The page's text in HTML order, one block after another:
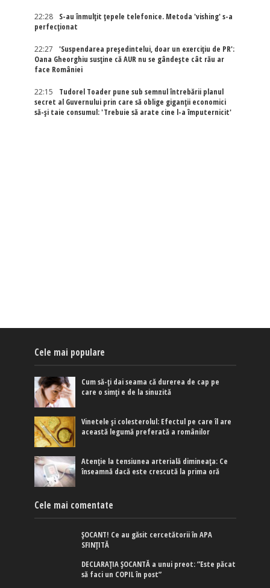
22:28
S-au înmulțit țepele telefonice. Metoda 'vishing' s-a
perfecționat
22:27
'Suspendarea președintelui, doar un exercițiu de PR':
Oana Gheorghiu susține că AUR nu se gândește cât rău ar
face României
22:15
Tudorel Toader pune sub semnul întrebării planul
secret al Guvernului prin care să oblige giganții economici
să-și taie consumul: 'Trebuie să arate cine l-a împuternicit'
Cele mai populare
Cum să-ți dai seama că durerea de cap pe
care o simți e de la sinuzită
Vinetele și colesterolul: Efectul pe care îl are
această legumă preferată a românilor
Atenție la tensiunea arterială dimineața: Ce
înseamnă dacă este crescută la prima oră
Cele mai comentate
ȘOCANT! Ce au găsit cercetătorii în APA
SFINȚITĂ
DECLARAȚIA ȘOCANTĂ a unui preot: ”Este păcat
să faci un COPIL în post”